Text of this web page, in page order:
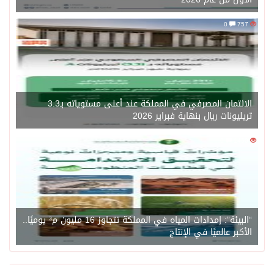
757
0
الائتمان المصرفي في المملكة عند أعلى مستوياته بـ3.3
تريليونات ريال بنهاية فبراير 2026
1450
“البيئة”: إمدادات المياه في المملكة تتجاوز 16 مليون م³ يوميًا..
الأكبر عالميًا في الإنتاج